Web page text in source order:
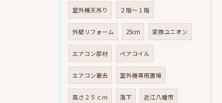
室外機天吊り ２階～１階
外壁リフォーム 25cm 変換ユニオン
エアコン部材 ペアコイル
エアコン撤去 室外機専用置場
高さ２５ｃｍ 落下 近江八幡市